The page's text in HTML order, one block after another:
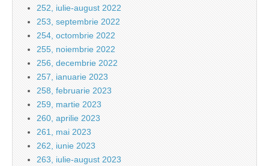
252, iulie-august 2022
253, septembrie 2022
254, octombrie 2022
255, noiembrie 2022
256, decembrie 2022
257, ianuarie 2023
258, februarie 2023
259, martie 2023
260, aprilie 2023
261, mai 2023
262, iunie 2023
263, iulie-august 2023